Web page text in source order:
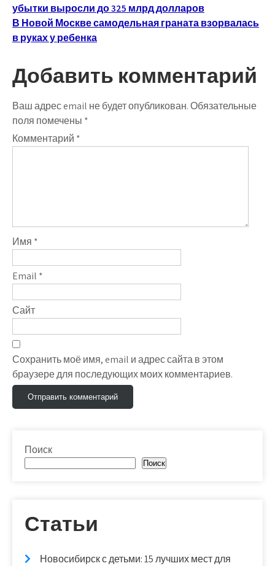
записям
убытки выросли до 325 млрд долларов
В Новой Москве самодельная граната взорвалась
в руках у ребенка
Добавить комментарий
Ваш адрес email не будет опубликован.Обязательные
поля помечены *
Комментарий *
Имя *
Email *
Сайт
Сохранить моё имя, email и адрес сайта в этом
браузере для последующих моих комментариев.
Поиск
Поиск
Статьи
Новосибирск с детьми: 15 лучших мест для